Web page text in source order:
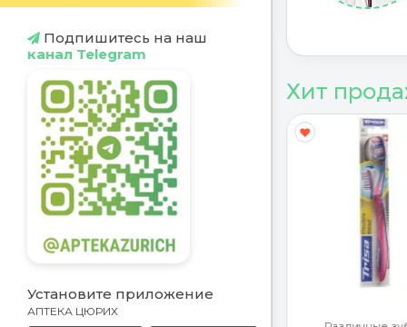
Подпишитесь на наш
канал Telegram
Установите приложение
АПТЕКА ЦЮРИХ
Хит
Y